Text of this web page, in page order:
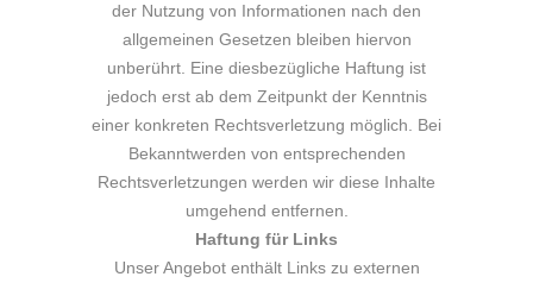
der Nutzung von Informationen nach den
allgemeinen Gesetzen bleiben hiervon
unberührt. Eine diesbezügliche Haftung ist
jedoch erst ab dem Zeitpunkt der Kenntnis
einer konkreten Rechtsverletzung möglich. Bei
Bekanntwerden von entsprechenden
Rechtsverletzungen werden wir diese Inhalte
umgehend entfernen.
Haftung für Links
Unser Angebot enthält Links zu externen